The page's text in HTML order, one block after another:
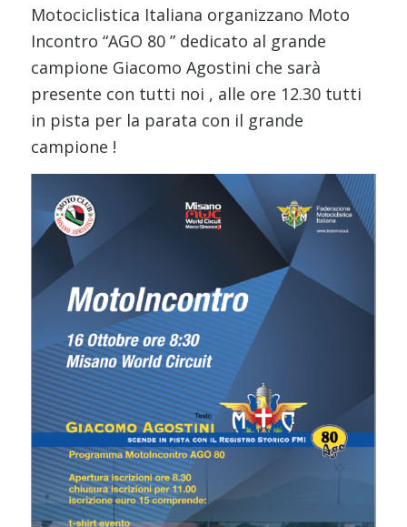
Motociclistica Italiana organizzano Moto
Incontro “AGO 80 ” dedicato al grande
campione Giacomo Agostini che sarà
presente con tutti noi , alle ore 12.30 tutti
in pista per la parata con il grande
campione !